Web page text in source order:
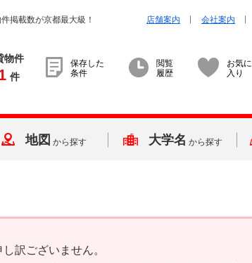
掲載数が京都最大級！ 店舗案内 会社案内
物件
件
保存した
条件
閲覧
履歴
お気に
入り
地図 から探す 大学名 から探す
訳ございません。